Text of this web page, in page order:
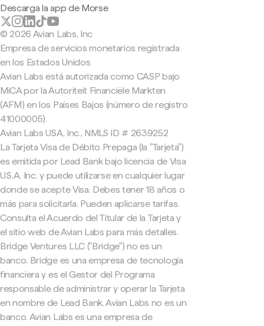
Descarga la app de Morse
© 2026 Avian Labs, Inc
Empresa de servicios monetarios registrada
en los Estados Unidos
Avian Labs está autorizada como CASP bajo
MiCA por la Autoriteit Financiële Markten
(AFM) en los Países Bajos (número de registro
41000005).
Avian Labs USA, Inc., NMLS ID # 2639252
La Tarjeta Visa de Débito Prepaga (la "Tarjeta")
es emitida por Lead Bank bajo licencia de Visa
U.S.A. Inc. y puede utilizarse en cualquier lugar
donde se acepte Visa. Debes tener 18 años o
más para solicitarla. Pueden aplicarse tarifas.
Consulta el Acuerdo del Titular de la Tarjeta y
el sitio web de Avian Labs para más detalles.
Bridge Ventures LLC ("Bridge") no es un
banco. Bridge es una empresa de tecnología
financiera y es el Gestor del Programa
responsable de administrar y operar la Tarjeta
en nombre de Lead Bank. Avian Labs no es un
banco. Avian Labs es una empresa de